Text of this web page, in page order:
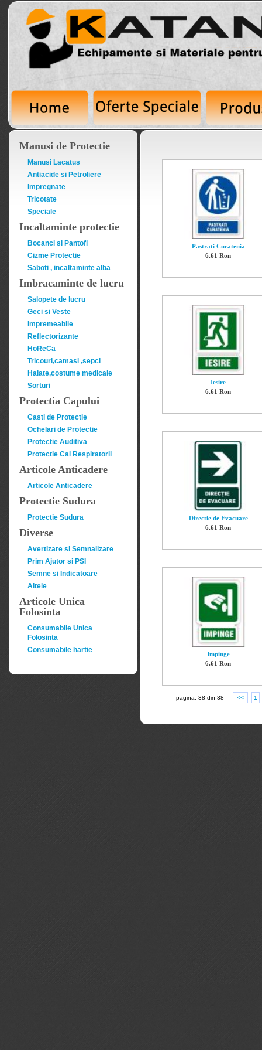
Manusi de Protectie
Manusi Lacatus
Antiacide si Petroliere
Impregnate
Tricotate
Speciale
Incaltaminte protectie
Bocanci si Pantofi
Cizme Protectie
Saboti , incaltaminte alba
Imbracaminte de lucru
Salopete de lucru
Geci si Veste
Impremeabile
Reflectorizante
HoReCa
Tricouri,camasi ,sepci
Halate,costume medicale
Sorturi
Protectia Capului
Casti de Protectie
Ochelari de Protectie
Protectie Auditiva
Protectie Cai Respiratorii
Articole Anticadere
Articole Anticadere
Protectie Sudura
Protectie Sudura
Diverse
Avertizare si Semnalizare
Prim Ajutor si PSI
Semne si Indicatoare
Altele
Articole Unica
Folosinta
Consumabile Unica
Folosinta
Consumabile hartie
Pastrati Curatenia
6.61 Ron
Iesire
6.61 Ron
Directie de Evacuare
6.61 Ron
Impinge
6.61 Ron
pagina: 38 din 38 << 1